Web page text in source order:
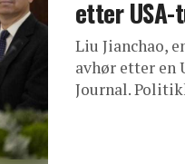
etter USA-
Liu Jianchao,
avhør etter en
Journal.